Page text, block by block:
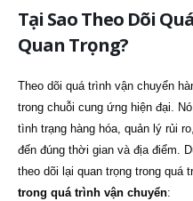
Tại Sao Theo Dõi
Quan Trọng?
Theo dõi quá trình vận chuyển
trong chuỗi cung ứng hiện đại.
tình trạng hàng hóa, quản lý rủi
đến đúng thời gian và địa điểm.
theo dõi lại quan trọng trong quá
trong quá trình vận chuyển: